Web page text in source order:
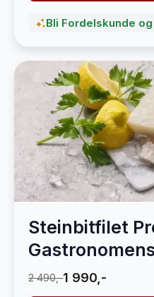
Bli Fordelskunde
Steinbitfilet
2 490,-1 990,-